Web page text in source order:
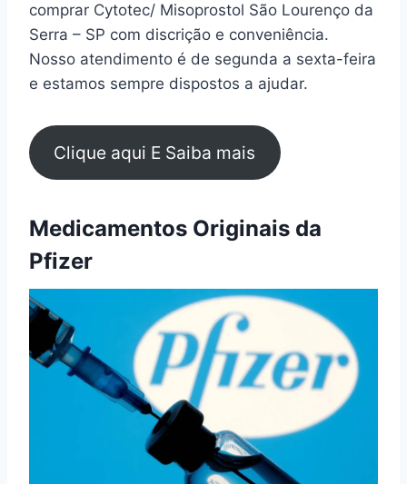
comprar Cytotec/ Misoprostol São Lourenço da
Serra – SP com discrição e conveniência.
Nosso atendimento é de segunda a sexta-feira
e estamos sempre dispostos a ajudar.
Clique aqui E Saiba mais
Medicamentos Originais da
Pfizer